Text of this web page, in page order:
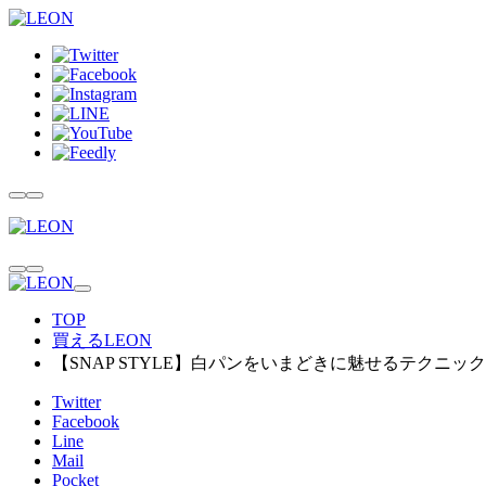
TOP
買えるLEON
【SNAP STYLE】白パンをいまどきに魅せるテクニッ
Twitter
Facebook
Line
Mail
Pocket